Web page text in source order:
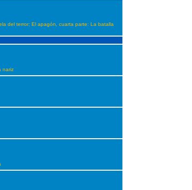
del terror; El apagón, cuarta parte: La batalla
nariz